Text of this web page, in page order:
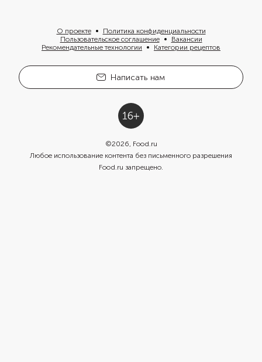
О проекте
Политика конфиденциальности
Пользовательское соглашение
Вакансии
Рекомендательные технологии
Категории рецептов
Написать нам
©2026, Food.ru
Любое использование контента без письменного разрешения
Food.ru запрещено.